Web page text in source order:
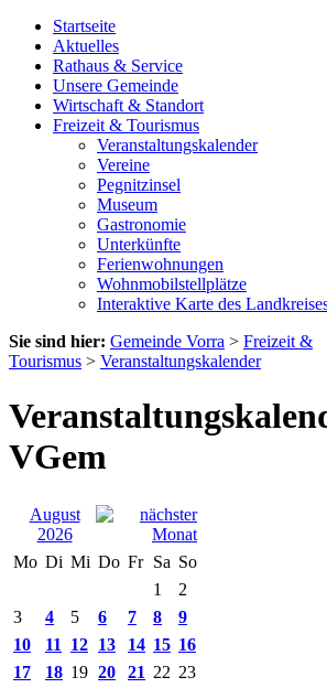
Startseite
Aktuelles
Rathaus & Service
Unsere Gemeinde
Wirtschaft & Standort
Freizeit & Tourismus
Veranstaltungskalender
Vereine
Pegnitzinsel
Museum
Gastronomie
Unterkünfte
Ferienwohnungen
Wohnmobilstellplätze
Interaktive Karte des
Sie sind hier: Gemeinde Vorra > Freizeit &
Tourismus > Veranstaltungskalender
VGem
August
2026
Mo Di Mi Do Fr Sa So
1
2
3
4 5 6 7 8
9
10
11 12 13 14 15 16
17
18 19 20 21 22 23